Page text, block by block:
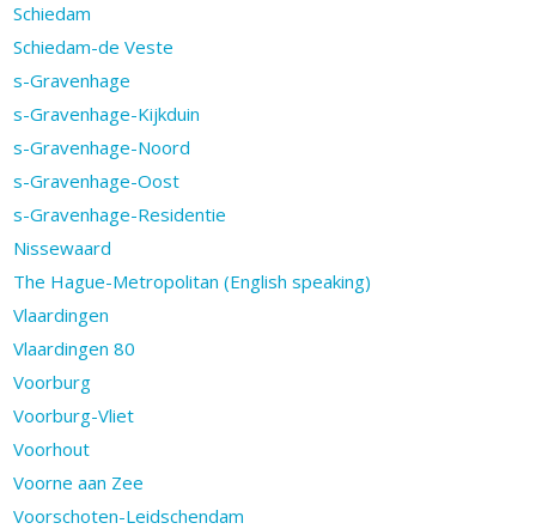
Schiedam
Schiedam-de Veste
s-Gravenhage
s-Gravenhage-Kijkduin
s-Gravenhage-Noord
s-Gravenhage-Oost
s-Gravenhage-Residentie
Nissewaard
The Hague-Metropolitan (English speaking)
Vlaardingen
Vlaardingen 80
Voorburg
Voorburg-Vliet
Voorhout
Voorne aan Zee
Voorschoten-Leidschendam